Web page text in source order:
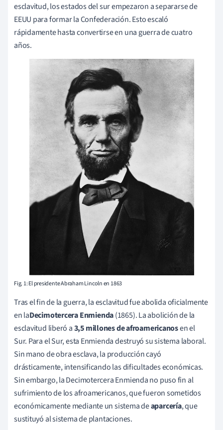
esclavitud, los estados del sur empezaron a separarse de
EEUU para formar la Confederación. Esto escaló
rápidamente hasta convertirse en una guerra de cuatro
años.
Fig. 1: El presidente Abraham Lincoln en 1863
Tras el fin de la guerra, la esclavitud fue abolida oficialmente
en laDecimoterceraEnmienda(1865). La abolición de la
esclavitud liberó a3,5 millones de afroamericanosen el
Sur. Para el Sur, esta Enmienda destruyó su sistema laboral.
Sin mano de obra esclava, la producción cayó
drásticamente, intensificando las dificultades económicas.
Sin embargo, la Decimotercera Enmienda no puso fin al
sufrimiento de los afroamericanos, que fueron sometidos
económicamente mediante un sistema deaparcería, que
sustituyó al sistema de plantaciones.